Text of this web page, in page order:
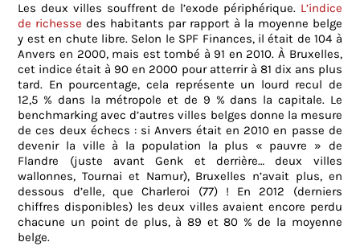
Les deux villes souffrent de l’exode périphérique.L’indice
de richesse des habitants par rapport à la moyenne belge
y est en chute libre. Selon le SPF Finances, il était de 104 à
Anvers en 2000, mais est tombé à 91 en 2010. À Bruxelles,
cet indice était à 90 en 2000 pour atterrir à 81 dix ans plus
tard. En pourcentage, cela représente un lourd recul de
12,5 % dans la métropole et de 9 % dans la capitale. Le
benchmarking avec d’autres villes belges donne la mesure
de ces deux échecs : si Anvers était en 2010 en passe de
devenir la ville à la population la plus « pauvre » de
Flandre (juste avant Genk et derrière… deux villes
wallonnes, Tournai et Namur), Bruxelles n’avait plus, en
dessous d’elle, que Charleroi (77) ! En 2012 (derniers
chiffres disponibles) les deux villes avaient encore perdu
chacune un point de plus, à 89 et 80 % de la moyenne
belge.